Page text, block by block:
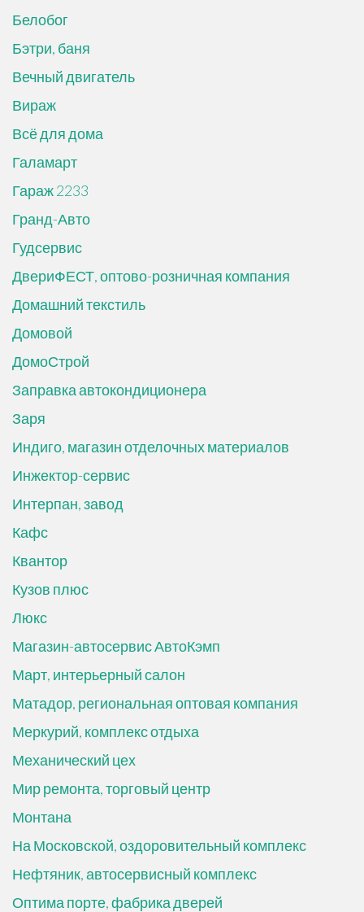
Белобог
Бэтри, баня
Вечный двигатель
Вираж
Всё для дома
Галамарт
Гараж 2233
Гранд-Авто
Гудсервис
ДвериФЕСТ, оптово-розничная компания
Домашний текстиль
Домовой
ДомоСтрой
Заправка автокондиционера
Заря
Индиго, магазин отделочных материалов
Инжектор-сервис
Интерпан, завод
Кафс
Квантор
Кузов плюс
Люкс
Магазин-автосервис АвтоКэмп
Март, интерьерный салон
Матадор, региональная оптовая компания
Меркурий, комплекс отдыха
Механический цех
Мир ремонта, торговый центр
Монтана
На Московской, оздоровительный комплекс
Нефтяник, автосервисный комплекс
Оптима порте, фабрика дверей